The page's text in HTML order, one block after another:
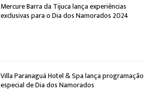
Mercure Barra da Tijuca lança experiências
exclusivas para o Dia dos Namorados 2024
Villa Paranaguá Hotel & Spa lança programação
especial de Dia dos Namorados